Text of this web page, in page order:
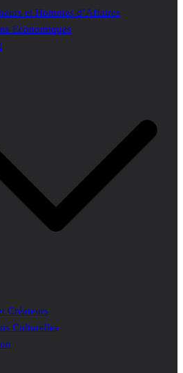
et Hommes d’Affaires
Economiques
Créateurs
Culturelles